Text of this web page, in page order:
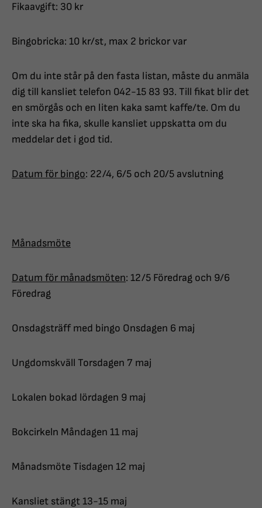
Fikaavgift: 30 kr
Bingobricka: 10 kr/st, max 2 brickor var
Om du inte står på den fasta listan, måste du anmäla
dig till kansliet telefon 042-15 83 93. Till fikat blir det
en smörgås och en liten kaka samt kaffe/te. Om du
inte ska ha fika, skulle kansliet uppskatta om du
meddelar det i god tid.
Datum för bingo: 22/4, 6/5 och 20/5 avslutning
Månadsmöte
Datum för månadsmöten: 12/5 Föredrag och 9/6
Föredrag
Onsdagsträff med bingo Onsdagen 6 maj
Ungdomskväll Torsdagen 7 maj
Lokalen bokad lördagen 9 maj
Bokcirkeln Måndagen 11 maj
Månadsmöte Tisdagen 12 maj
Kansliet stängt 13-15 maj